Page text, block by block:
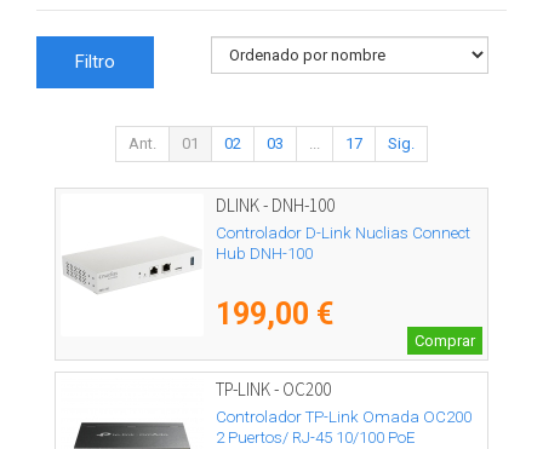
Filtro
Ant. 01 02 03 17 Sig.
DLINK - DNH-100
Controlador D-Link Nuclias Connect
Hub DNH-100
199,00 €
Comprar
TP-LINK - OC200
Controlador TP-Link Omada OC200
2 Puertos/ RJ-45 10/100 PoE